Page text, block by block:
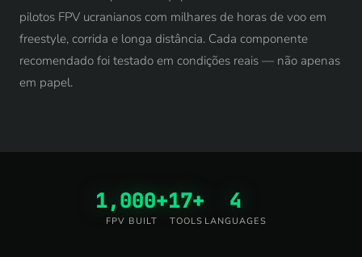
pilotos FPV ucranianos com milhares de horas de voo em
freestyle, corrida e longa distância. Cada componente
recomendado foi testado em condições reais — não apenas
em papel.
1,000+
FPV BUILT
17+
TOOLS
4
LANGUAGES